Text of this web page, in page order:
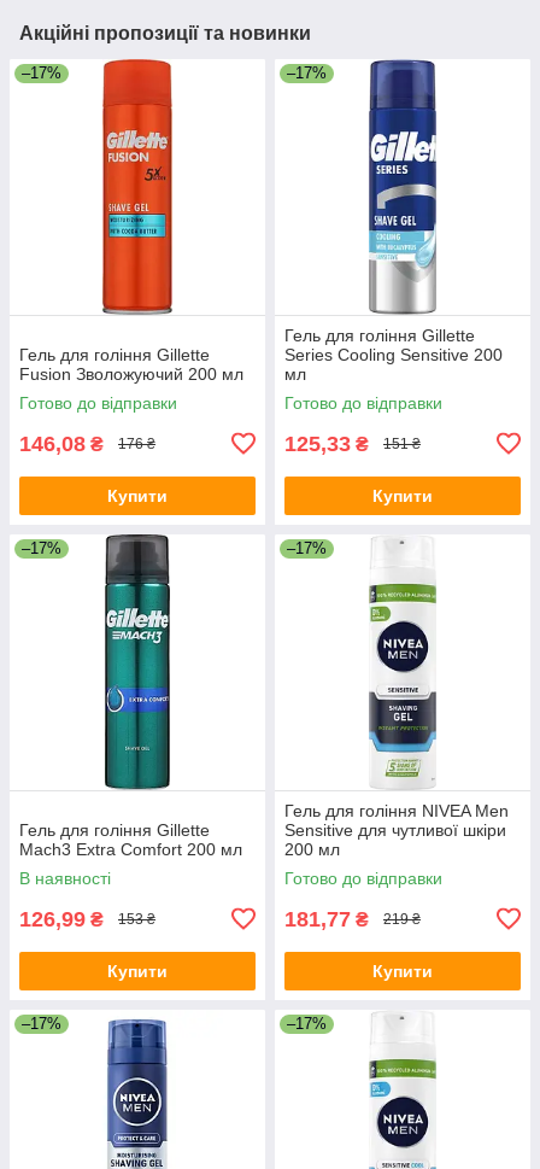
Акційні пропозиції та новинки
–17%
Гель для гоління Gillette
Fusion Зволожуючий 200 мл
Готово до відправки
146,08 ₴ 176 ₴
Купити
–17%
Гель для гоління Gillette
Series Cooling Sensitive 200
мл
Готово до відправки
125,33 ₴ 151 ₴
Купити
–17%
Гель для гоління Gillette
Mach3 Extra Comfort 200 мл
В наявності
126,99 ₴ 153 ₴
Купити
–17%
Гель для гоління NIVEA Men
Sensitive для чутливої шкіри
200 мл
Готово до відправки
181,77 ₴ 219 ₴
Купити
–17% –17%